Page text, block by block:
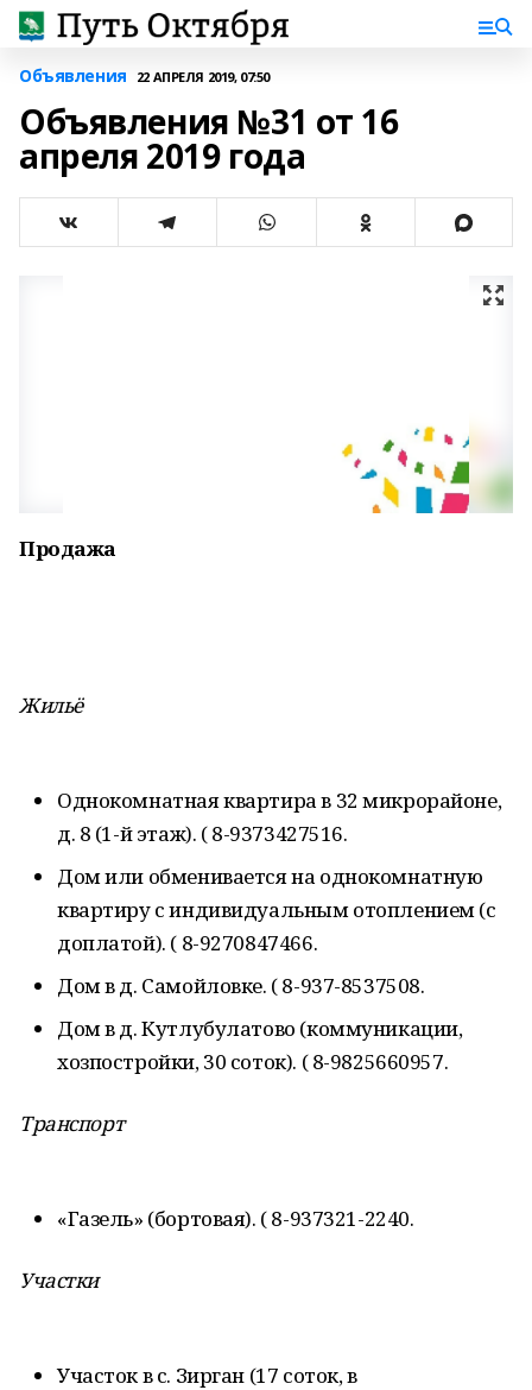
Объявления 22 АПРЕЛЯ 2019, 07:50
Объявления №31 от 16
апреля 2019 года
Продажа
Жильё
Однокомнатная квартира в 32 микрорайоне,
д. 8 (1-й этаж). ( 8-9373427516.
Дом или обменивается на однокомнатную
квартиру с индивидуальным отоплением (с
доплатой). ( 8-9270847466.
Дом в д. Самойловке. ( 8-937-8537508.
Дом в д. Кутлубулатово (коммуникации,
хозпостройки, 30 соток). ( 8-9825660957.
Транспорт
«Газель» (бортовая). ( 8-937321-2240.
Участки
Участок в с. Зирган (17 соток, в